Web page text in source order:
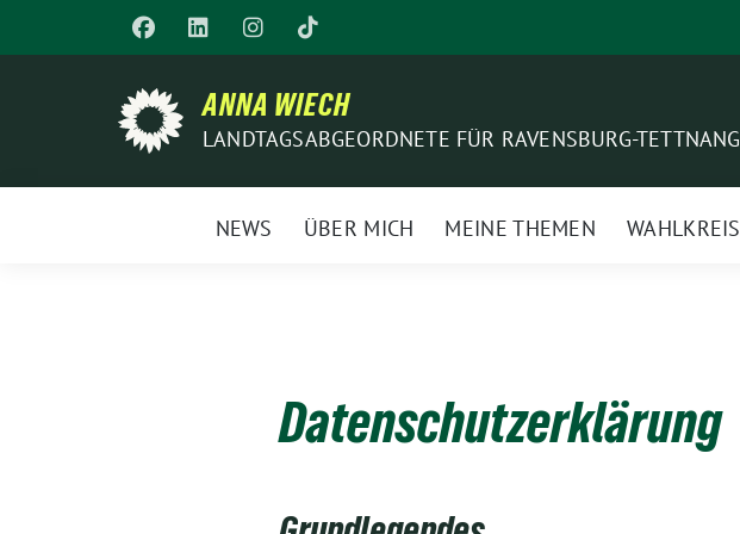
zum
ANNA WIECH
LANDTAGSABGEORDNETE FÜR RAVENSBURG-TETTNANG
NEWS ÜBER MICH MEINE THEMEN WAHLKREIS
Datenschutzerklärung